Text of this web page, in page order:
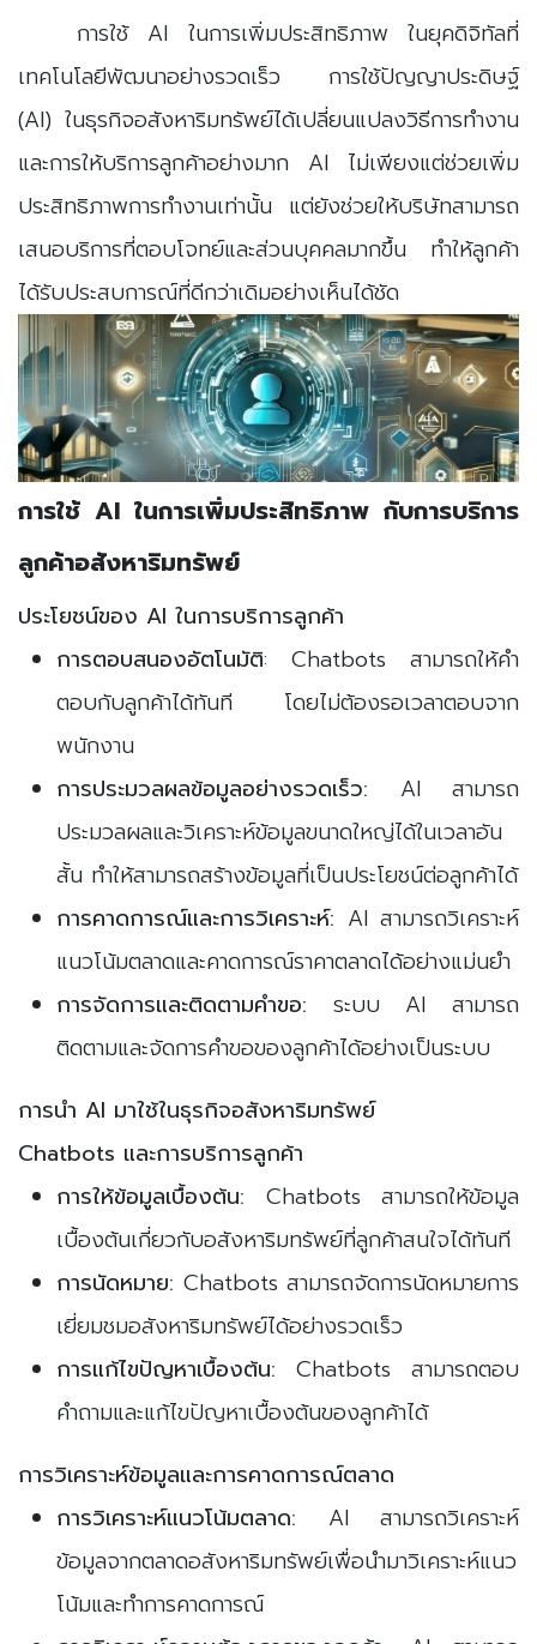
การใช้ AI ในการเพิ่มประสิทธิภาพ ในยุคดิจิทัลที่
เทคโนโลยีพัฒนาอย่างรวดเร็ว การใช้ปัญญาประดิษฐ์
(AI) ในธุรกิจอสังหาริมทรัพย์ได้เปลี่ยนแปลงวิธีการทำงาน
และการให้บริการลูกค้าอย่างมาก AI ไม่เพียงแต่ช่วยเพิ่ม
ประสิทธิภาพการทำงานเท่านั้น แต่ยังช่วยให้บริษัทสามารถ
เสนอบริการที่ตอบโจทย์และส่วนบุคคลมากขึ้น ทำให้ลูกค้า
ได้รับประสบการณ์ที่ดีกว่าเดิมอย่างเห็นได้ชัด
การใช้ AI ในการเพิ่มประสิทธิภาพ กับการบริการ
ลูกค้าอสังหาริมทรัพย์
ประโยชน์ของ AI ในการบริการลูกค้า
การตอบสนองอัตโนมัติ: Chatbots สามารถให้คำ
ตอบกับลูกค้าได้ทันที โดยไม่ต้องรอเวลาตอบจาก
พนักงาน
การประมวลผลข้อมูลอย่างรวดเร็ว: AI สามารถ
ประมวลผลและวิเคราะห์ข้อมูลขนาดใหญ่ได้ในเวลาอัน
สั้น ทำให้สามารถสร้างข้อมูลที่เป็นประโยชน์ต่อลูกค้าได้
การคาดการณ์และการวิเคราะห์: AI สามารถวิเคราะห์
แนวโน้มตลาดและคาดการณ์ราคาตลาดได้อย่างแม่นยำ
การจัดการและติดตามคำขอ: ระบบ AI สามารถ
ติดตามและจัดการคำขอของลูกค้าได้อย่างเป็นระบบ
การนำ AI มาใช้ในธุรกิจอสังหาริมทรัพย์
Chatbots และการบริการลูกค้า
การให้ข้อมูลเบื้องต้น: Chatbots สามารถให้ข้อมูล
เบื้องต้นเกี่ยวกับอสังหาริมทรัพย์ที่ลูกค้าสนใจได้ทันที
การนัดหมาย: Chatbots สามารถจัดการนัดหมายการ
เยี่ยมชมอสังหาริมทรัพย์ได้อย่างรวดเร็ว
การแก้ไขปัญหาเบื้องต้น: Chatbots สามารถตอบ
คำถามและแก้ไขปัญหาเบื้องต้นของลูกค้าได้
การวิเคราะห์ข้อมูลและการคาดการณ์ตลาด
การวิเคราะห์แนวโน้มตลาด: AI สามารถวิเคราะห์
ข้อมูลจากตลาดอสังหาริมทรัพย์เพื่อนำมาวิเคราะห์แนว
โน้มและทำการคาดการณ์